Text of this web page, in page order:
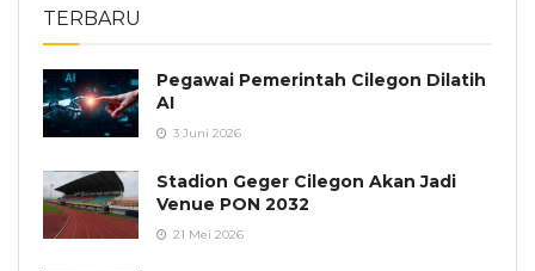
TERBARU
Pegawai Pemerintah Cilegon Dilatih
AI
3 Juni 2026
Stadion Geger Cilegon Akan Jadi
Venue PON 2032
21 Mei 2026